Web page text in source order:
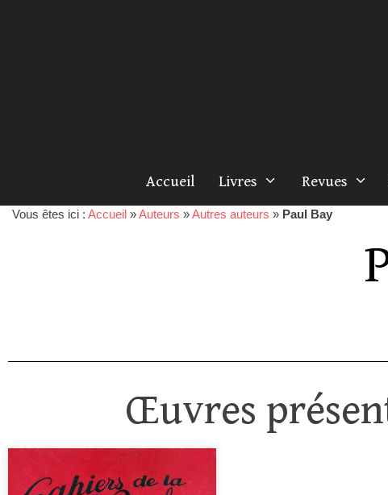
Accueil Livres Revues
Vous êtes ici : Accueil »Auteurs »Autres auteurs » Paul Bay
Œuvres